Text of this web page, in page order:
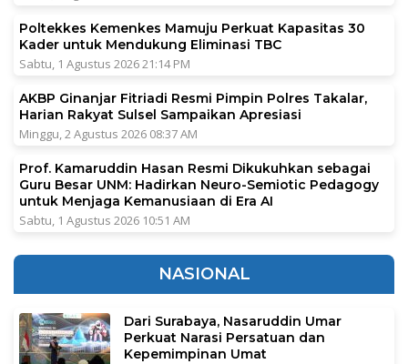
Poltekkes Kemenkes Mamuju Perkuat Kapasitas 30
Kader untuk Mendukung Eliminasi TBC
Sabtu, 1 Agustus 2026 21:14 PM
AKBP Ginanjar Fitriadi Resmi Pimpin Polres Takalar,
Harian Rakyat Sulsel Sampaikan Apresiasi
Minggu, 2 Agustus 2026 08:37 AM
Prof. Kamaruddin Hasan Resmi Dikukuhkan sebagai
Guru Besar UNM: Hadirkan Neuro-Semiotic Pedagogy
untuk Menjaga Kemanusiaan di Era AI
Sabtu, 1 Agustus 2026 10:51 AM
NASIONAL
Dari Surabaya, Nasaruddin Umar
Perkuat Narasi Persatuan dan
Kepemimpinan Umat